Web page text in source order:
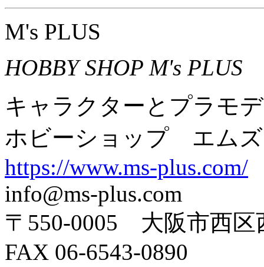
M's PLUS
HOBBY SHOP M's PLUS
キャラクターとプラモ
ホビーショップ エム
https://www.ms-plus.com/
info@ms-plus.com
〒550-0005 大阪市西
FAX 06-6543-0890